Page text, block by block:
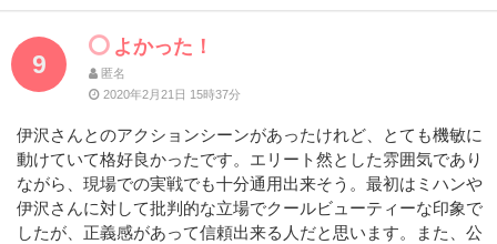
Complete
Complete
9
よかった！
匿名
2020年2月21日 15時37分
伊沢さんとのアクションシーンがあったけれど、とても機敏に
動けていて格好良かったです。エリート然とした雰囲気であり
ながら、現場での実戦でも十分通用出来そう。最初はミハンや
伊沢さんに対して批判的な立場でクールビューティーな印象で
したが、正義感があって信頼出来る人だと思います。また、公